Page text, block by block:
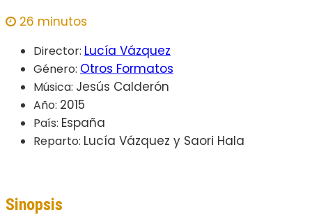
26 minutos
Director: Lucía Vázquez
Género: Otros Formatos
Música: Jesús Calderón
Año: 2015
País: España
Reparto: Lucía Vázquez y Saori Hala
Sinopsis